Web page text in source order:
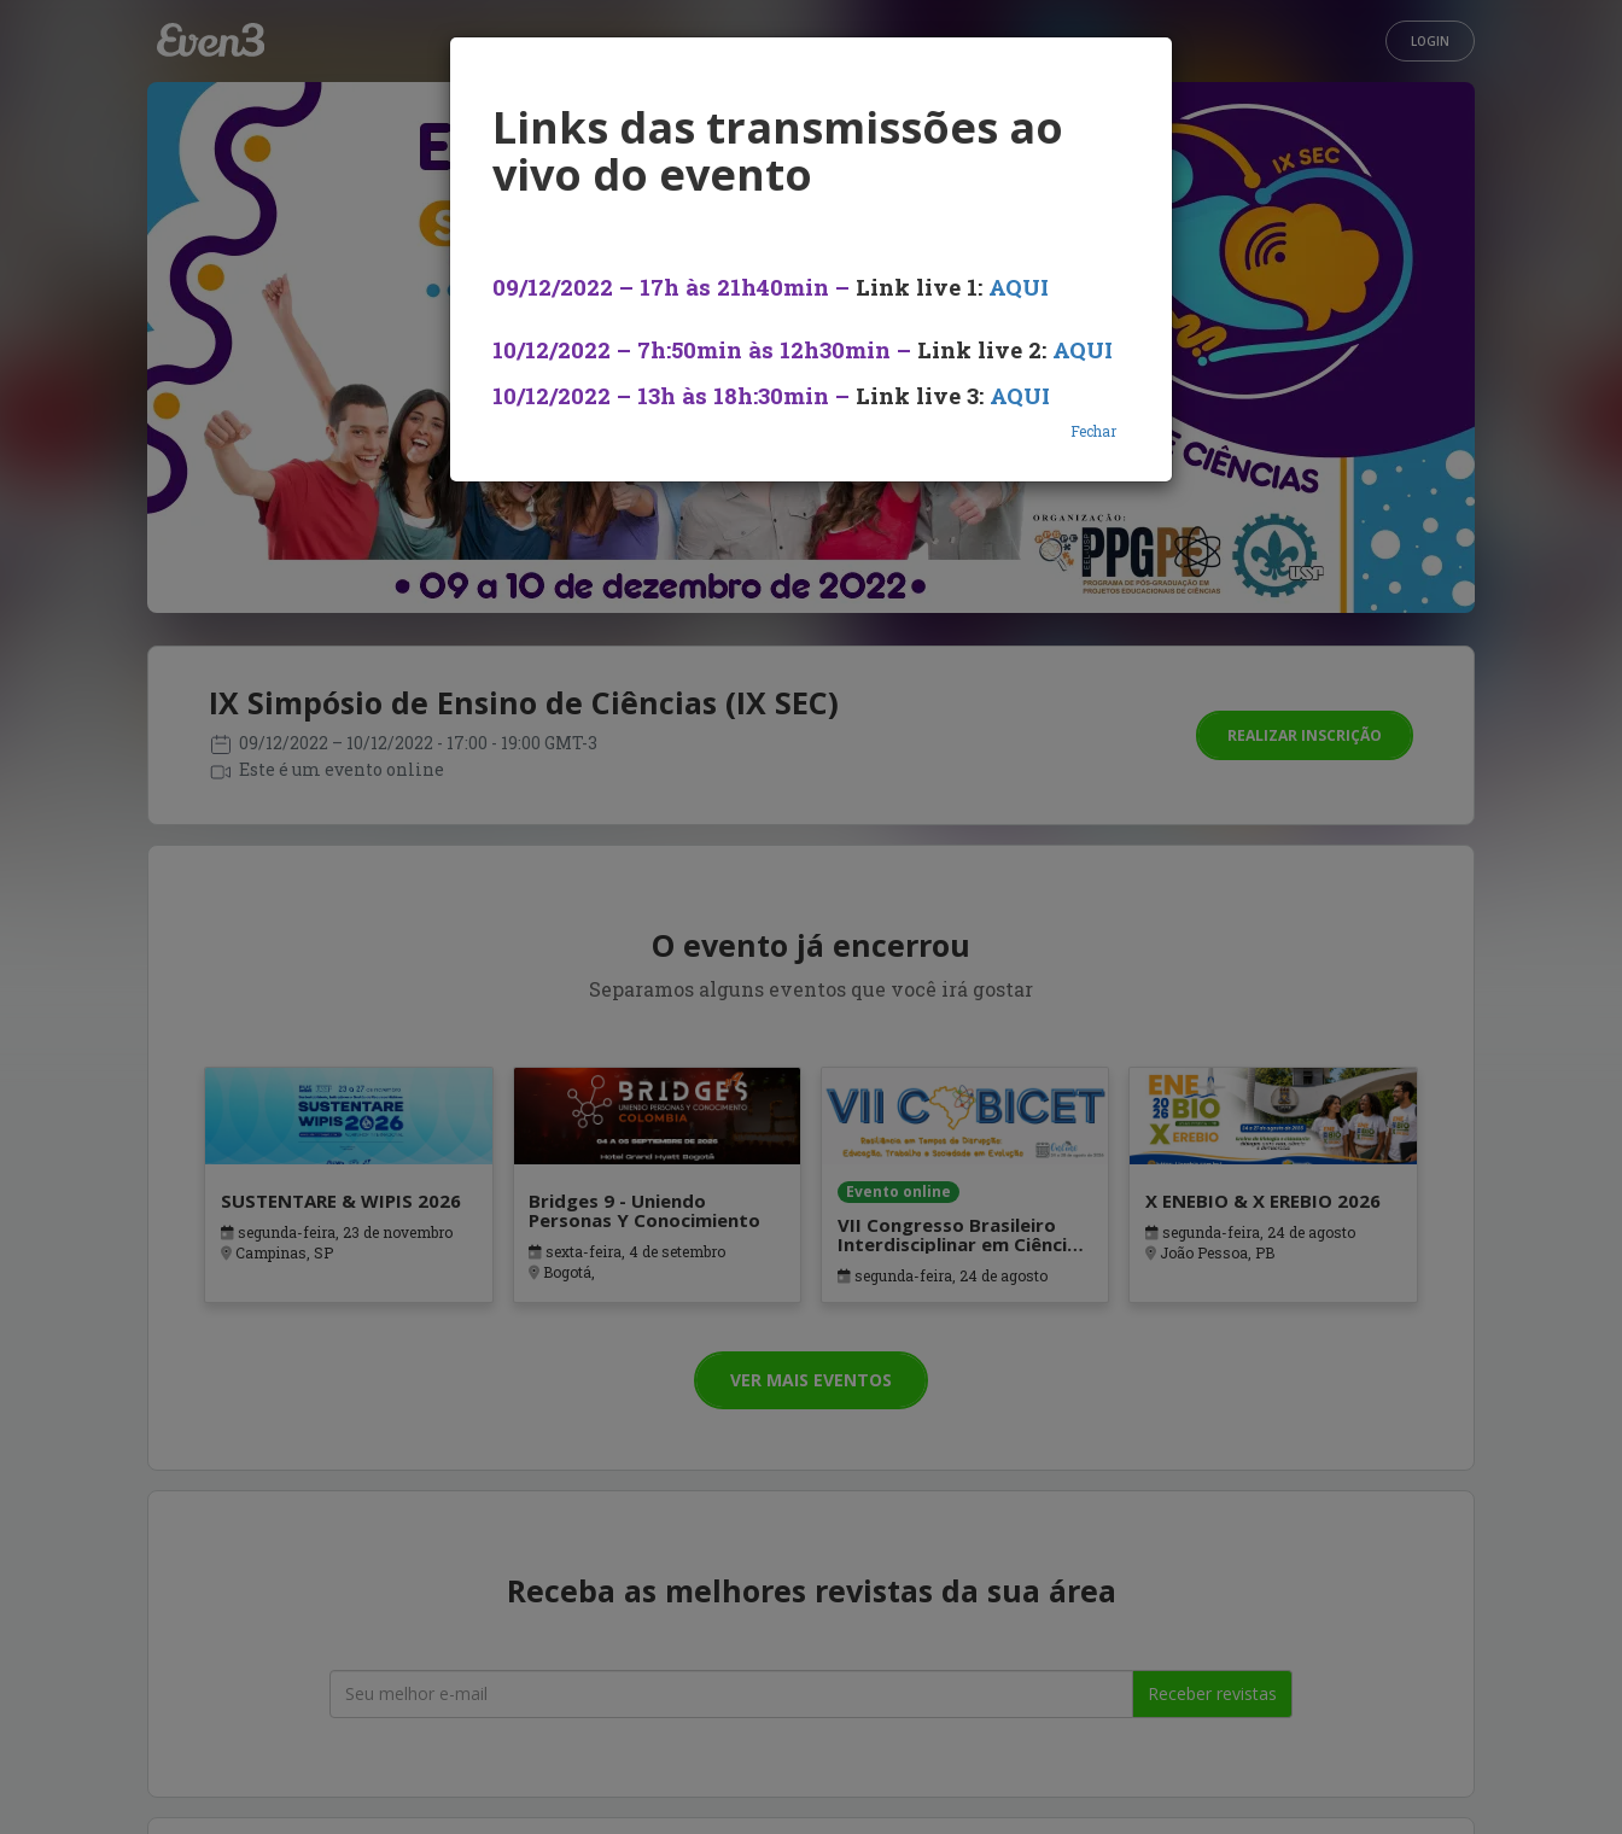
Links das transmissões ao
vivo do evento
09/12/2022 – 17h às 21h40min – Link live 1: AQUI
10/12/2022 – 7h:50min às 12h30min – Link live 2: AQUI
10/12/2022 – 13h às 18h:30min – Link live 3: AQUI
Fechar
LOGIN
IX Simpósio de Ensino de Ciências (IX SEC)
09/12/2022 – 10/12/2022 - 17:00 - 19:00 GMT-3
Este é um evento online
REALIZAR INSCRIÇÃO
O evento já encerrou
Separamos alguns eventos que você irá gostar
SUSTENTARE & WIPIS 2026
segunda-feira, 23 de novembro
Campinas, SP
Bridges 9 - Uniendo
Personas Y Conocimiento
sexta-feira, 4 de setembro
Bogotá,
Evento online
VII Congresso Brasileiro
Interdisciplinar em Ciência e
Tecnologia
segunda-feira, 24 de agosto
X ENEBIO & X EREBIO 2026
segunda-feira, 24 de agosto
João Pessoa, PB
VER MAIS EVENTOS
Receba as melhores revistas da sua área
Receber revistas